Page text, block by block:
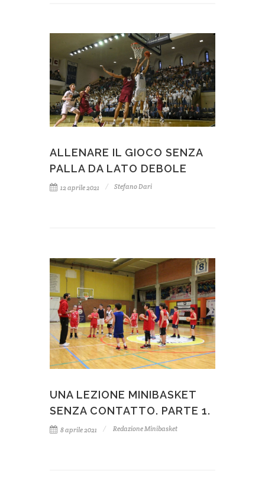
ALLENARE IL GIOCO SENZA
PALLA DA LATO DEBOLE
12 aprile 2021 Stefano Dari
UNA LEZIONE MINIBASKET
SENZA CONTATTO. PARTE 1.
8 aprile 2021 Redazione Minibasket